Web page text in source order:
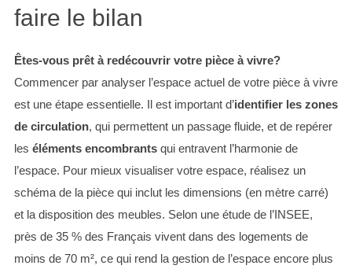
faire le bilan
Êtes-vous prêt à redécouvrir votre pièce à vivre?
Commencer par analyser l’espace actuel de votre pièce à vivre
est une étape essentielle. Il est important d’identifier les zones
de circulation, qui permettent un passage fluide, et de repérer
les éléments encombrantsqui entravent l’harmonie de
l’espace. Pour mieux visualiser votre espace, réalisez un
schéma de la pièce qui inclut les dimensions (en mètre carré)
et la disposition des meubles. Selon une étude de l’INSEE,
près de 35 % des Français vivent dans des logements de
moins de 70 m², ce qui rend la gestion de l’espace encore plus